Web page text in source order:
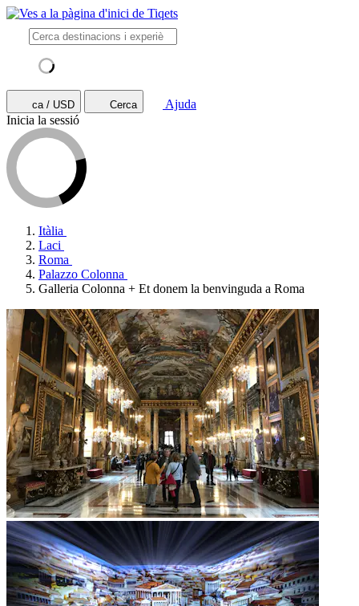
ca / USD Cerca
Ajuda
Inicia la sessió
Itàlia
Laci
Roma
Palazzo Colonna
Galleria Colonna + Et donem la benvinguda a Roma